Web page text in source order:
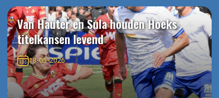
Van Hauter en Sula houden Hoeks
titelkansen levend
18-05-2026